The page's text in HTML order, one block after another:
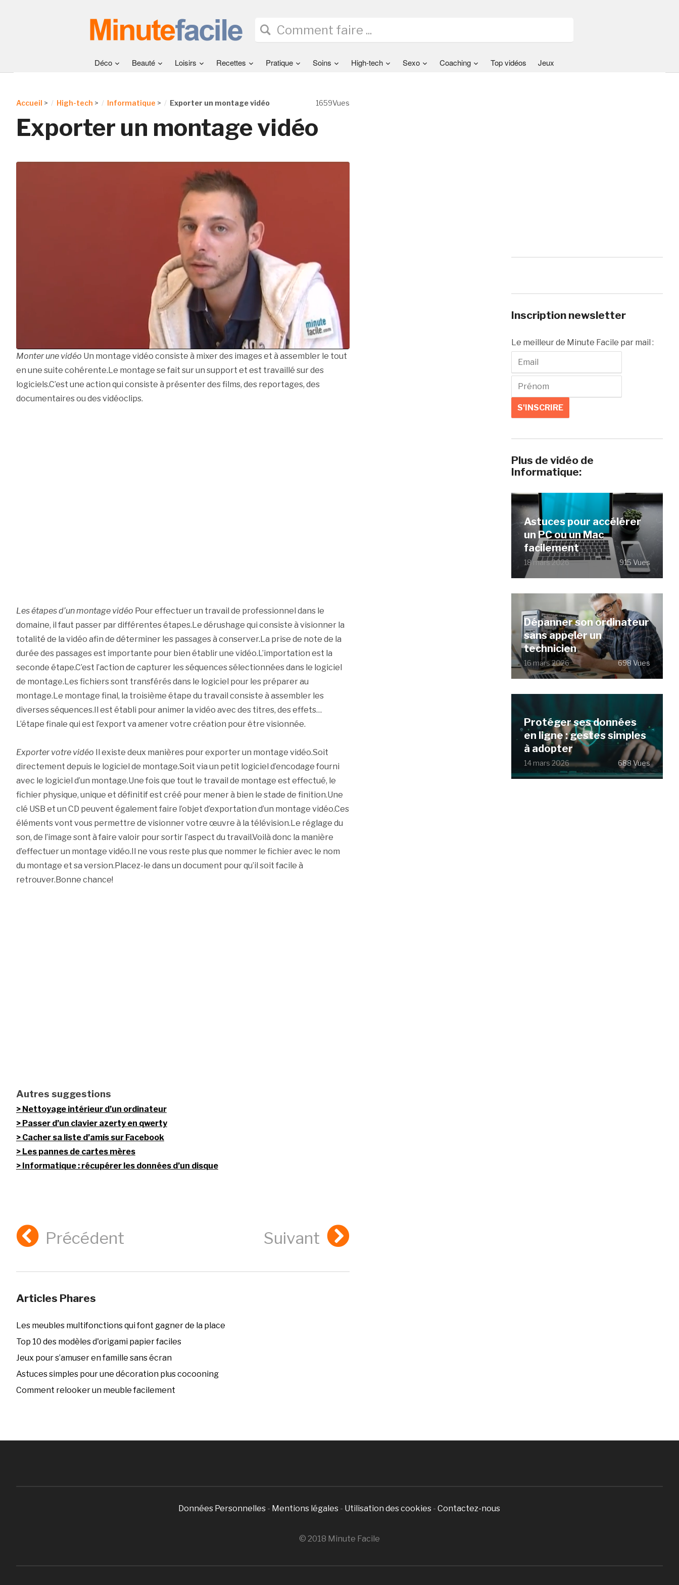
Déco Beauté Loisirs Recettes Pratique Soins High-tech Sexo Coaching Top vidéos Jeux
1659Vues
Accueil > High-tech > Informatique > Exporter un montage vidéo
Exporter un montage vidéo
Monter une vidéo Un montage vidéo consiste à mixer des images et à assembler le tout
en une suite cohérente.Le montage se fait sur un support et est travaillé sur des
logiciels.C’est une action qui consiste à présenter des films, des reportages, des
documentaires ou des vidéoclips.
Les étapes d’un montage vidéo Pour effectuer un travail de professionnel dans le
domaine, il faut passer par différentes étapes.Le dérushage qui consiste à visionner la
totalité de la vidéo afin de déterminer les passages à conserver.La prise de note de la
durée des passages est importante pour bien établir une vidéo.L’importation est la
seconde étape.C’est l’action de capturer les séquences sélectionnées dans le logiciel
de montage.Les fichiers sont transférés dans le logiciel pour les préparer au
montage.Le montage final, la troisième étape du travail consiste à assembler les
diverses séquences.Il est établi pour animer la vidéo avec des titres, des effets…
L’étape finale qui est l’export va amener votre création pour être visionnée.
Exporter votre vidéo Il existe deux manières pour exporter un montage vidéo.Soit
directement depuis le logiciel de montage.Soit via un petit logiciel d’encodage fourni
avec le logiciel d’un montage.Une fois que tout le travail de montage est effectué, le
fichier physique, unique et définitif est créé pour mener à bien le stade de finition.Une
clé USB et un CD peuvent également faire l’objet d’exportation d’un montage vidéo.Ces
éléments vont vous permettre de visionner votre œuvre à la télévision.Le réglage du
son, de l’image sont à faire valoir pour sortir l’aspect du travail.Voilà donc la manière
d’effectuer un montage vidéo.Il ne vous reste plus que nommer le fichier avec le nom
du montage et sa version.Placez-le dans un document pour qu’il soit facile à
retrouver.Bonne chance!
Autres suggestions
Nettoyage intérieur d’un ordinateur
Passer d’un clavier azerty en qwerty
Cacher sa liste d’amis sur Facebook
Les pannes de cartes mères
Informatique : récupérer les données d’un disque
Précédent Suivant
Articles Phares
Les meubles multifonctions qui font gagner de la place
Top 10 des modèles d'origami papier faciles
Jeux pour s’amuser en famille sans écran
Astuces simples pour une décoration plus cocooning
Comment relooker un meuble facilement
Inscription newsletter
Le meilleur de Minute Facile par mail :
Plus de vidéo de
Informatique:
Astuces pour accélérer
un PC ou un Mac
facilement
18 mars 2026 915 Vues
Dépanner son ordinateur
sans appeler un
technicien
16 mars 2026 698 Vues
Protéger ses données
en ligne : gestes simples
à adopter
14 mars 2026 688 Vues
Données Personnelles - Mentions légales - Utilisation des cookies -Contactez-nous
© 2018 Minute Facile